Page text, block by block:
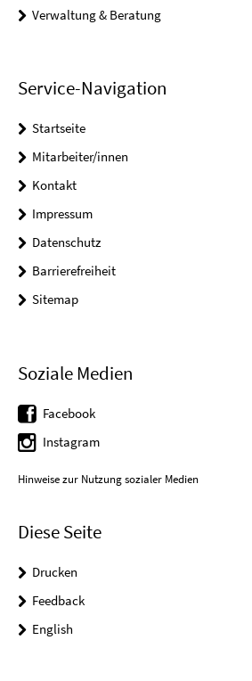
Verwaltung & Beratung
Service-Navigation
Startseite
Mitarbeiter/innen
Kontakt
Impressum
Datenschutz
Barrierefreiheit
Sitemap
Soziale Medien
Facebook
Instagram
Hinweise zur Nutzung sozialer Medien
Diese Seite
Drucken
Feedback
English